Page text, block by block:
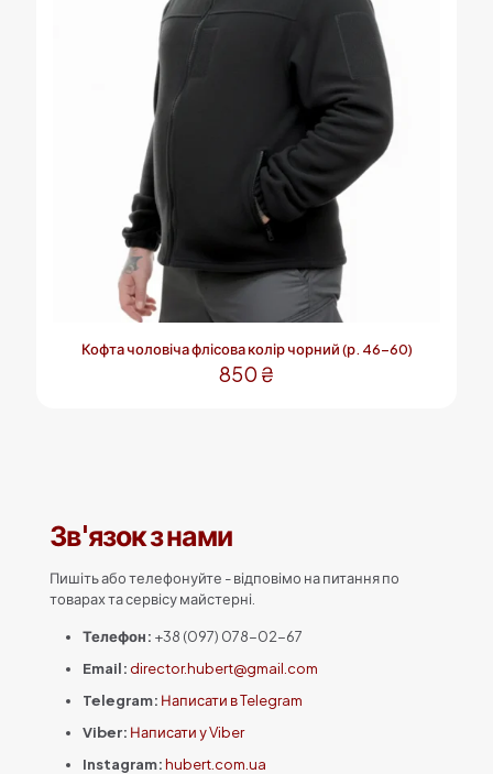
можна
Кофта чоловіча флісова колір чорний (р. 46-60)
850 ₴
сторінці
товару
Зв'язок з нами
Пишіть або телефонуйте - відповімо на питання по
товарах та сервісу майстерні.
Телефон: +38 (097) 078-02-67
Email: director.hubert@gmail.com
Telegram: Написати в Telegram
Viber: Написати у Viber
Instagram:hubert.com.ua